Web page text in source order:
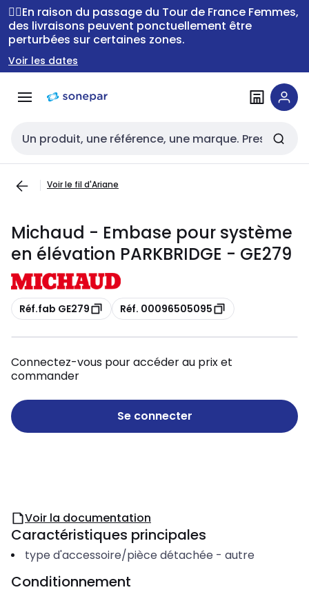
Passer à la
navigation
Passer
au
contenu
🚴‍♂️En raison du passage du Tour de France Femmes,
des livraisons peuvent ponctuellement être
perturbées sur certaines zones.
Voir les dates
Entrée de recherche
Voir le fil d'Ariane
Michaud - Embase pour système
en élévation PARKBRIDGE - GE279
Copie
Réf.fab GE279 Copie
Réf. 00096505095
Connectez-vous pour accéder au prix et
commander
Se connecter
Voir la documentation
Caractéristiques principales
type d'accessoire/pièce détachée - autre
Conditionnement